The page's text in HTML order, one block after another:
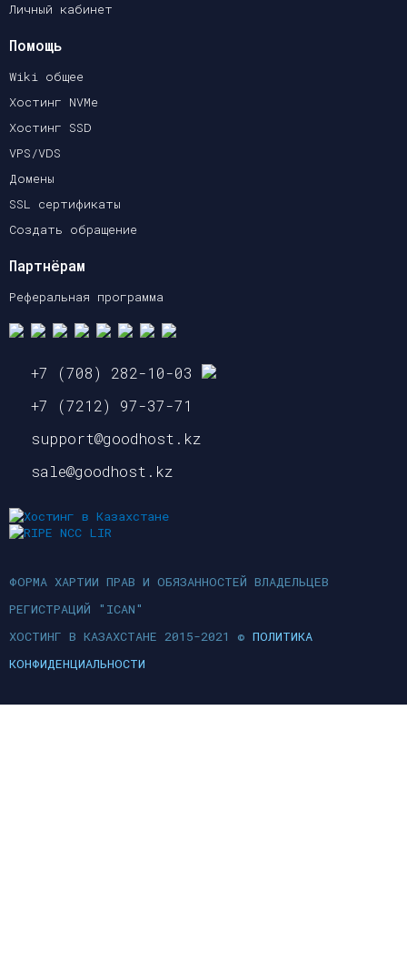
Личный кабинет
Помощь
Wiki общее
Хостинг NVMe
Хостинг SSD
VPS/VDS
Домены
SSL сертификаты
Создать обращение
Партнёрам
Реферальная программа
+7 (708) 282-10-03
+7 (7212) 97-37-71
support@goodhost.kz
sale@goodhost.kz
ФОРМА ХАРТИИ ПРАВ И ОБЯЗАННОСТЕЙ ВЛАДЕЛЬЦЕВ
РЕГИСТРАЦИЙ "ICAN"
ХОСТИНГ В КАЗАХСТАНЕ 2015-2021 © ПОЛИТИКА
КОНФИДЕНЦИАЛЬНОСТИ